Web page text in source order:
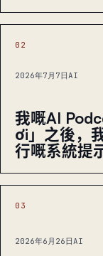
02
2026年7月7日 AI
我嘅AI
ơi」之後，
行嘅系統提
03
2026年6月26日AI